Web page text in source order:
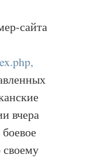
сайта
вчера